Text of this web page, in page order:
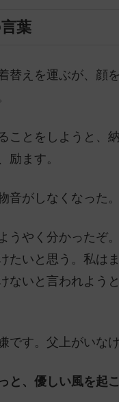
葉
替えを運ぶが、顔
ことをしようと、
励ます。
音がしなくなった
うやく分かったぞ
たいと思う。私は
ないと言われよう
です。父上がいな
と、優しい風を起